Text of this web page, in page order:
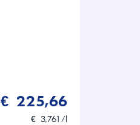
€ 225,66
€ 3,761/l